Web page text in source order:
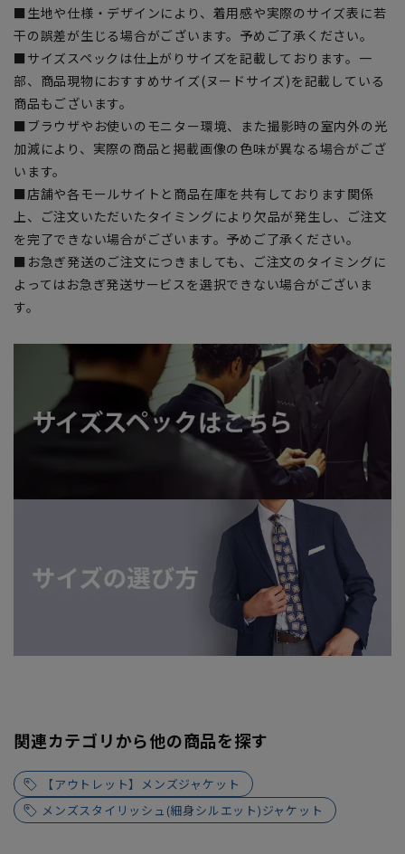
■生地や仕様・デザインにより、着用感や実際のサイズ表に若
干の誤差が生じる場合がございます。予めご了承ください。
■サイズスペックは仕上がりサイズを記載しております。一
部、商品現物におすすめサイズ(ヌードサイズ)を記載している
商品もございます。
■ブラウザやお使いのモニター環境、また撮影時の室内外の光
加減により、実際の商品と掲載画像の色味が異なる場合がござ
います。
■店舗や各モールサイトと商品在庫を共有しております関係
上、ご注文いただいたタイミングにより欠品が発生し、ご注文
を完了できない場合がございます。予めご了承ください。
■お急ぎ発送のご注文につきましても、ご注文のタイミングに
よってはお急ぎ発送サービスを選択できない場合がございま
す。
関連カテゴリから他の商品を探す
【アウトレット】メンズジャケット
メンズスタイリッシュ(細身シルエット)ジャケット